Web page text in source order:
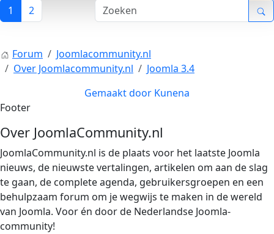
1
2
Forum
Joomlacommunity.nl
Over Joomlacommunity.nl
Joomla 3.4
Gemaakt door Kunena
Footer
Over JoomlaCommunity.nl
JoomlaCommunity.nl is de plaats voor het laatste Joomla
nieuws, de nieuwste vertalingen, artikelen om aan de slag
te gaan, de complete agenda, gebruikersgroepen en een
behulpzaam forum om je wegwijs te maken in de wereld
van Joomla. Voor én door de Nederlandse Joomla-
community!